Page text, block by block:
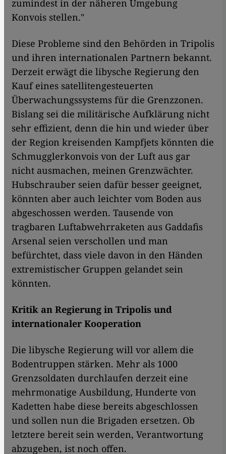
zumindest in der näheren Umgebung
Konvois stellen."
Diese Probleme sind den Behörden in Tripolis
und ihren internationalen Partnern bekannt.
Derzeit erwägt die libysche Regierung den
Kauf eines satellitengesteuerten
Überwachungssystems für die Grenzzonen.
Bislang sei die militärische Aufklärung nicht
sehr effizient, denn die hin und wieder über
der Region kreisenden Kampfjets könnten die
Schmugglerkonvois von der Luft aus gar
nicht ausmachen, meinen Grenzwächter.
Hubschrauber seien dafür besser geeignet,
könnten aber auch leichter vom Boden aus
abgeschossen werden. Tausende von
tragbaren Luftabwehrraketen aus Gaddafis
Arsenal seien verschollen und man
befürchtet, dass viele davon in den Händen
extremistischer Gruppen gelandet sein
könnten.
Kritik an Regierung in Tripolis und
internationaler Kooperation
Die libysche Regierung will vor allem die
Bodentruppen stärken. Mehr als 1000
Grenzsoldaten durchlaufen derzeit eine
mehrmonatige Ausbildung, Hunderte von
Kadetten habe diese bereits abgeschlossen
und sollen nun die Brigaden ersetzen. Ob
letztere bereit sein werden, Verantwortung
abzugeben, ist noch offen.